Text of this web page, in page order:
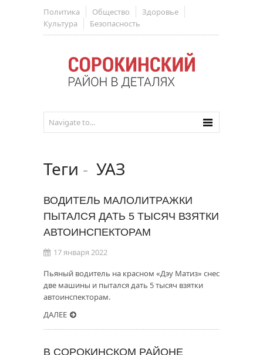
Политика Общество
Здоровье
Культура
Безопасность
Теги - УАЗ
ВОДИТЕЛЬ МАЛОЛИТРАЖКИ
ПЫТАЛСЯ ДАТЬ 5 ТЫСЯЧ ВЗЯТКИ
АВТОИНСПЕКТОРАМ
17 января 2022
Пьяный водитель на красном «Дэу Матиз» снес
две машины и пытался дать 5 тысяч взятки
автоинспекторам.
ДАЛЕЕ
В СОРОКИНСКОМ РАЙОНЕ